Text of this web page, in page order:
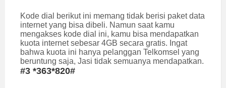
Kode dial berikut ini memang tidak berisi paket data
internet yang bisa dibeli. Namun saat kamu
mengakses kode dial ini, kamu bisa mendapatkan
kuota internet sebesar 4GB secara gratis. Ingat
bahwa kuota ini hanya pelanggan Telkomsel yang
beruntung saja, Jasi tidak semuanya mendapatkan.
#3 *363*820#